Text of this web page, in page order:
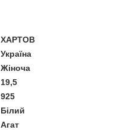
ХАРТОВ
Україна
Жіноча
19,5
925
Білий
Агат